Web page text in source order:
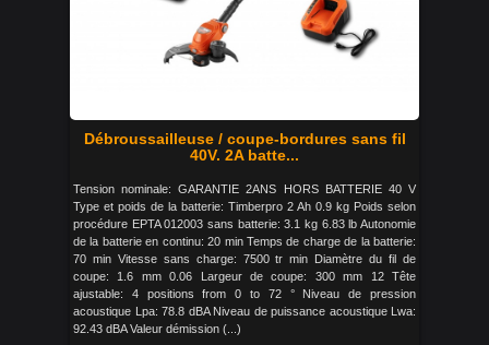
Débroussailleuse / coupe-bordures sans fil
40V. 2A batte...
Tension nominale: GARANTIE 2ANS HORS BATTERIE 40 V
Type et poids de la batterie: Timberpro 2 Ah 0.9 kg Poids selon
procédure EPTA 012003 sans batterie: 3.1 kg 6.83 lb Autonomie
de la batterie en continu: 20 min Temps de charge de la batterie:
70 min Vitesse sans charge: 7500 tr min Diamètre du fil de
coupe: 1.6 mm 0.06 Largeur de coupe: 300 mm 12 Tête
ajustable: 4 positions from 0 to 72 ° Niveau de pression
acoustique Lpa: 78.8 dBA Niveau de puissance acoustique Lwa:
92.43 dBA Valeur démission (...)